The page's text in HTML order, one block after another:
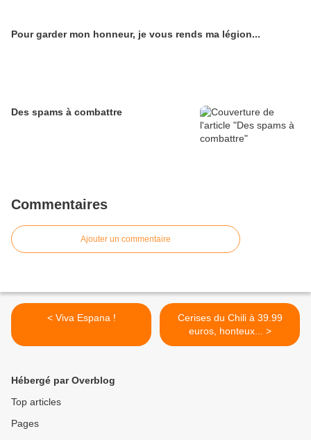
Pour garder mon honneur, je vous rends ma légion...
Des spams à combattre
Commentaires
Ajouter un commentaire
< Viva Espana !
Cerises du Chili à 39.99
euros, honteux... >
Hébergé par Overblog
Top articles
Pages